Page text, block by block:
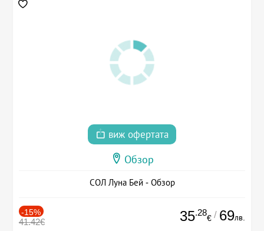
виж офертата
Обзор
СОЛ Луна Бей - Обзор
-15%
41.42€ 35.28
€ / 69лв.